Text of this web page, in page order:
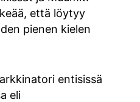
että löytyy
pienen kielen
entisissä
eli